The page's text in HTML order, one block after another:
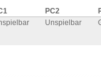
PC2
Unspielbar